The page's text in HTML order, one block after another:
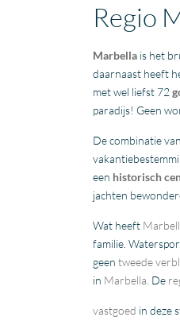
Regio
Marbella is het
daarnaast heeft
met wel liefst 72
paradijs! Geen
De combinatie
een historisch
jachten
Wat heeft
familie.
geen tweede
in Marbella . De
vastgoed in deze